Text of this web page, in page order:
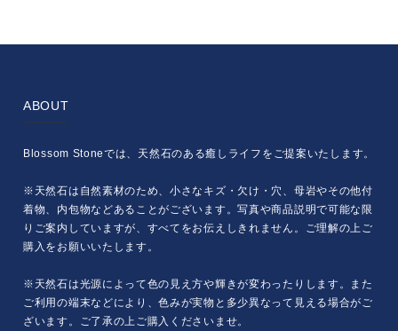
ABOUT
Blossom Stoneでは、天然石のある癒しライフをご提案いたします。
※天然石は自然素材のため、小さなキズ・欠け・穴、母岩やその他付
着物、内包物などあることがございます。写真や商品説明で可能な限
りご案内していますが、すべてをお伝えしきれません。ご理解の上ご
購入をお願いいたします。
※天然石は光源によって色の見え方や輝きが変わったりします。また
ご利用の端末などにより、色みが実物と多少異なって見える場合がご
ざいます。ご了承の上ご購入くださいませ。